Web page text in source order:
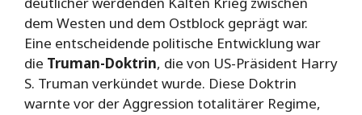
dem Westen und dem Ostblock geprägt war.
Eine entscheidende politische Entwicklung war
die Truman-Doktrin, die von US-Präsident Harry
S. Truman verkündet wurde. Diese Doktrin
warnte vor der Aggression totalitärer Regime,